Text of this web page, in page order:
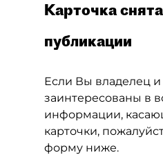
Карточка
публикации
Если Вы владелец и
заинтересованы в
информации,
карточки,
форму ниже.